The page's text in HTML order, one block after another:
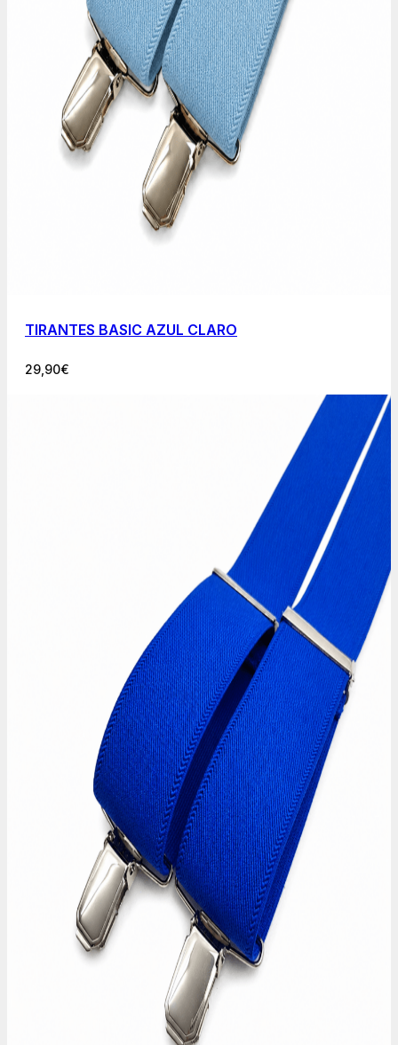
TIRANTES BASIC AZUL CLARO
29,90€